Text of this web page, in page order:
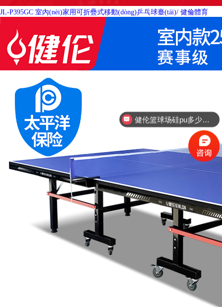
JL-P395GC 室內(nèi)家用可折疊式移動(dòng)乒乓球臺(tái)/ 健倫體育
健伦硅pu厂家联系方式